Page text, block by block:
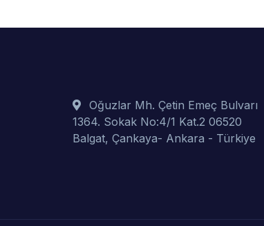
Oğuzlar Mh. Çetin Emeç Bulvarı
1364. Sokak No:4/1 Kat.2 06520
Balgat, Çankaya- Ankara - Türkiye